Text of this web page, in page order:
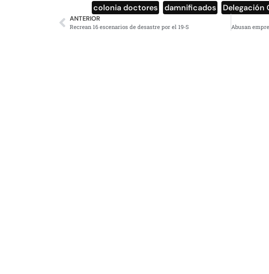
colonia doctores damnificados Delegación
ANTERIOR
Recrean 16 escenarios de desastre por el 19-S